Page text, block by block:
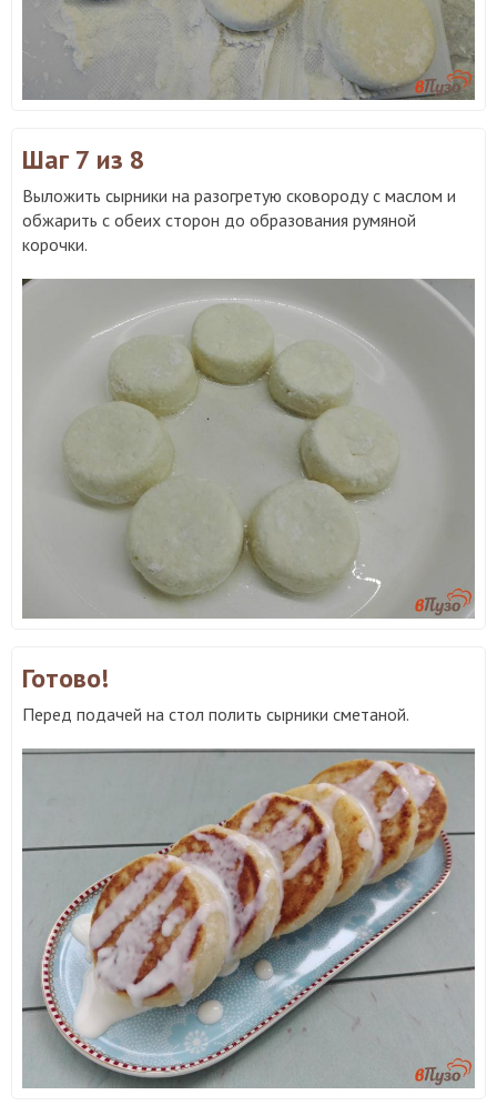
Шаг 7 из 8
Выложить сырники на разогретую сковороду с маслом и
обжарить с обеих сторон до образования румяной
корочки.
Готово!
Перед подачей на стол полить сырники сметаной.